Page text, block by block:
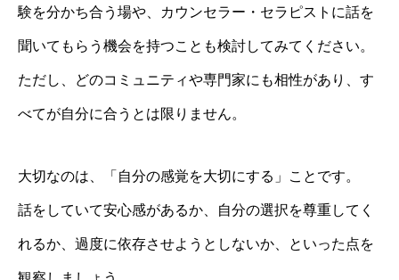
験を分かち合う場や、カウンセラー・セラピストに話を
聞いてもらう機会を持つことも検討してみてください。
ただし、どのコミュニティや専門家にも相性があり、す
べてが自分に合うとは限りません。
大切なのは、「自分の感覚を大切にする」ことです。
話をしていて安心感があるか、自分の選択を尊重してく
れるか、過度に依存させようとしないか、といった点を